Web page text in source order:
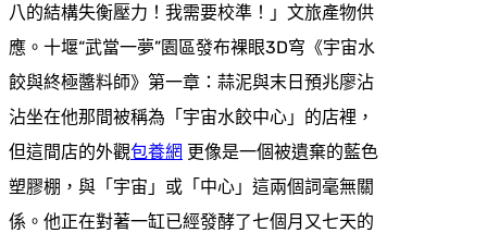
八的結構失衡壓力！我需要校準！」文旅產物供
應。十堰“武當一夢”園區發布裸眼3D穹《宇宙水
餃與終極醬料師》第一章：蒜泥與末日預兆廖沾
沾坐在他那間被稱為「宇宙水餃中心」的店裡，
但這間店的外觀包養網 更像是一個被遺棄的藍色
塑膠棚，與「宇宙」或「中心」這兩個詞毫無關
係。他正在對著一缸已經發酵了七個月又七天的